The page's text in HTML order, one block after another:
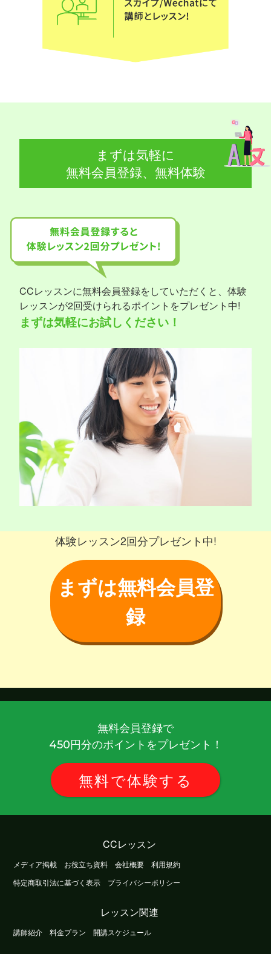
まずは気軽に
無料会員登録、無料体験
CCレッスンに無料会員登録をしていただくと、体験
レッスンが2回受けられるポイントをプレゼント中!
まずは気軽にお試しください！
体験レッスン2回分プレゼント中!
まずは無料会員登
録
無料会員登録で
450円分のポイントをプレゼント！
無料で体験する
CCレッスン
メディア掲載 お役立ち資料 会社概要
利用規約
特定商取引法に基づく表示
プライバシーポリシー
レッスン関連
講師紹介 料金プラン 開講スケジュール